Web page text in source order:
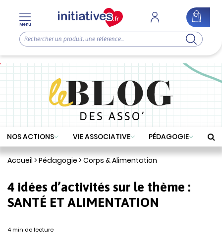
NOS ACTIONS VIE ASSOCIATIVE PÉDAGOGIE
Accueil >Pédagogie >Corps & Alimentation
4 idées d’activités sur le thème :
SANTÉ ET ALIMENTATION
4 min de lecture
Menu